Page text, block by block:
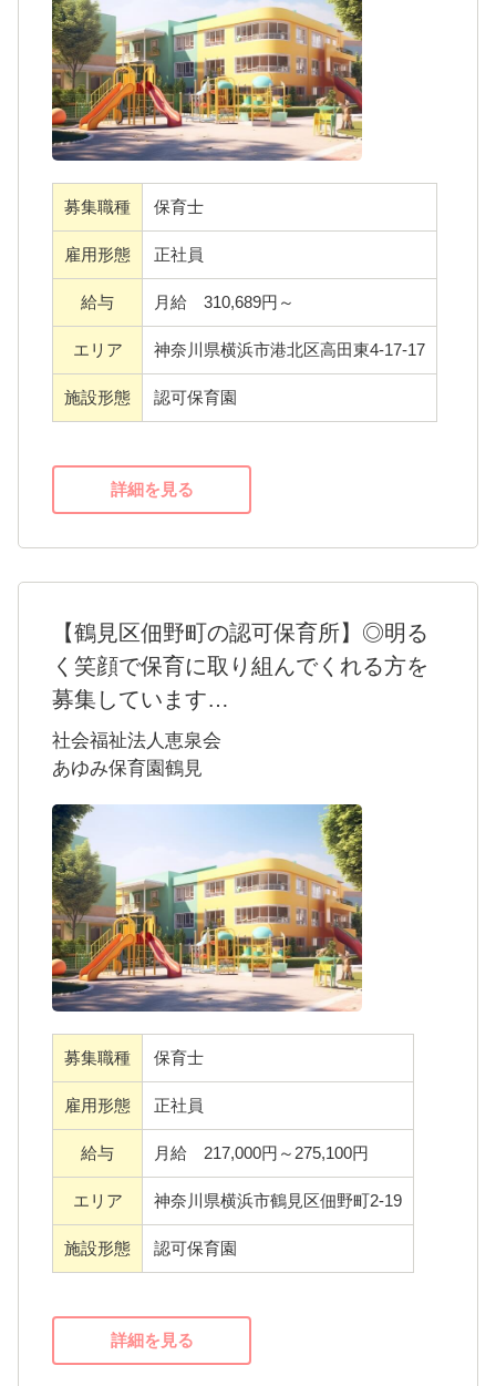
転身してきたスタッフたちが活躍していま
す。バッググラウンドが違うもの同士が支え
合い、時には意見をぶつけ合うことで生まれ
たひと味違う保育は当協会の自慢であり、特
徴でもあります。
保育の幅を広げるため、新たに常勤の保育士
さんを募集中！
・さまざまな経験を持つ先輩たちと一緒に仕
事を進めていく中で学べることはたくさん！
保育士のみならず、人として成長できる環境
となっています。
なので、困ったことがあってもすぐに相談可
能。安心感をもって働けますよ。
子どもたちとの会話やスキンシップを大切に
しながら日々の業務に取り組める方を求めて
います。優しさ・思いやりの心が活かせる職
場で、あなたも「笑顔の子育てコミュニテ
お待ちしています。
募集職種 保育士
雇用形態 正社員
給与 月給 310,689円～
エリア 神奈川県横浜市港北区高田東4-17-17
施設形態 認可保育園
詳細を見る
【鶴見区佃野町の認可保育所】◎明る
く笑顔で保育に取り組んでくれる方を
募集しています
・「佃野町方面保育所」は2018年4月、鶴見区
佃野町に開園しました。横浜市内で3つの保育
園を展開する社会福祉法人恵泉会が運営して
います。
・頑張りを評価する年2回の賞与にくわえて住
宅手当もご用意しているので、やりがいを求
めている方にもぴったりです。
・未経験の方もご応募可能！慣れるまで丁寧
に指導いたしますのでご安心ください。
・勤務日数・勤務時間にはゆとりがあるの
で、無理のない働き方ができます。
社会福祉法人恵泉会
あゆみ保育園鶴見
募集職種 保育士
雇用形態 正社員
給与 月給 217,000円～275,100円
エリア 神奈川県横浜市鶴見区佃野町2-19
施設形態 認可保育園
詳細を見る